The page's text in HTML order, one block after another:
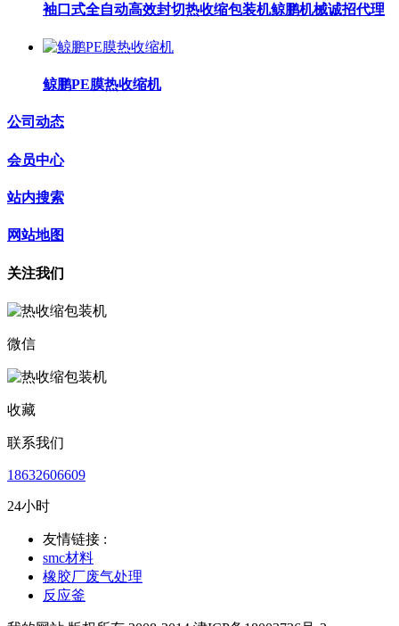
袖口式全自动高效封切热收缩包装机鲸鹏机械诚招代理
鲸鹏PE膜热收缩机
公司动态
会员中心
站内搜索
网站地图
关注我们
微信
收藏
联系我们
18632606609
24小时
友情链接 :
smc材料
橡胶厂废气处理
反应釜